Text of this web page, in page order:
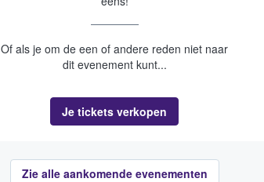
Of als je om de een of andere reden niet naar
dit evenement kunt...
Je tickets verkopen
Zie alle aankomende evenementen